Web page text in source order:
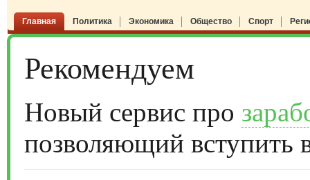
Главная Политика Экономика Общество Спорт
Рекомендуем
Новый сервис про
позволяющий вступить